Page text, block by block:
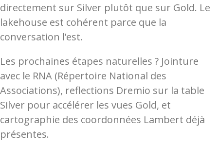
directement sur Silver plutôt que sur Gold. Le
lakehouse est cohérent parce que la
conversation l’est.
Les prochaines étapes naturelles ? Jointure
avec le RNA (Répertoire National des
Associations), reflections Dremio sur la table
Silver pour accélérer les vues Gold, et
cartographie des coordonnées Lambert déjà
présentes.